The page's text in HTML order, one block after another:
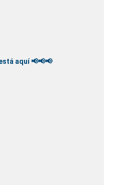
aquí 📢📢📢